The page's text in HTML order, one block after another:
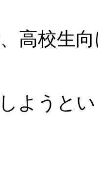
高校生
ようと